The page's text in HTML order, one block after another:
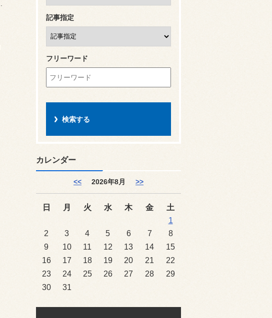
記事指定
フリーワード
カレンダー
<< 2026年8月 >>
日 月 火 水 木 金
土
1
2
3 4 5 6 7
8
9
10 11 12 13 14
15
16
17 18 19 20 21
22
23
24 25 26 27 28
29
30
31